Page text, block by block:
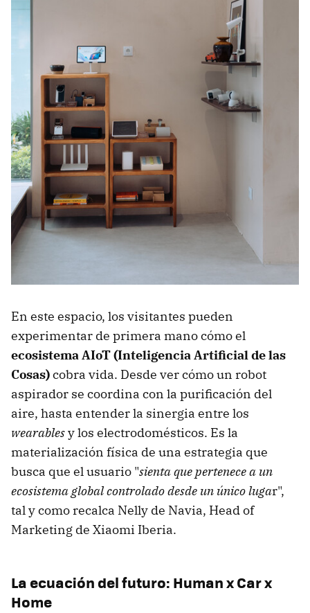
En este espacio, los visitantes pueden
experimentar de primera mano cómo el
ecosistema AIoT (Inteligencia Artificial de las
Cosas)cobra vida. Desde ver cómo un robot
aspirador se coordina con la purificación del
aire, hasta entender la sinergia entre los
wearablesy los electrodomésticos. Es la
materialización física de una estrategia que
busca que el usuario "sienta que pertenece a un
ecosistema global controlado desde un único lugar",
tal y como recalca Nelly de Navia, Head of
Marketing de Xiaomi Iberia.
La ecuación del futuro: Human x Car x
Home